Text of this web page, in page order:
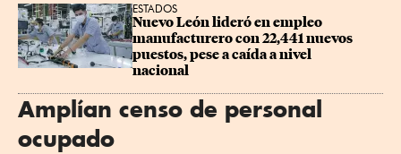
ESTADOS
Nuevo León lideró en empleo
manufacturero con 22,441 nuevos
puestos, pese a caída a nivel
nacional
Amplían censo de personal
ocupado